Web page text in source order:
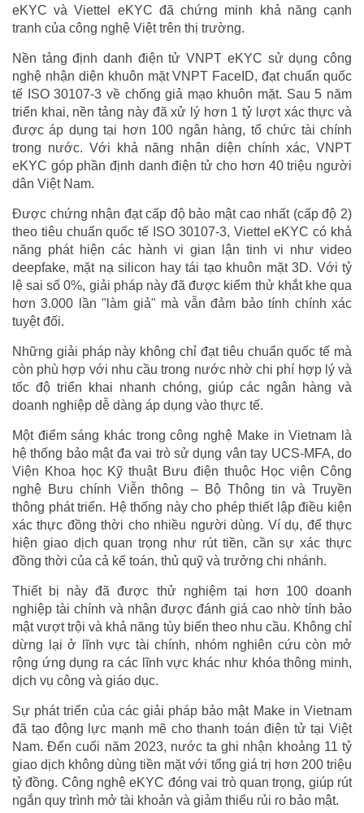
eKYC và Viettel eKYC đã chứng minh khả năng cạnh
tranh của công nghệ Việt trên thị trường.
Nền tảng định danh điện tử VNPT eKYC sử dụng công
nghệ nhận diện khuôn mặt VNPT FaceID, đạt chuẩn quốc
tế ISO 30107-3 về chống giả mạo khuôn mặt. Sau 5 năm
triển khai, nền tảng này đã xử lý hơn 1 tỷ lượt xác thực và
được áp dụng tại hơn 100 ngân hàng, tổ chức tài chính
trong nước. Với khả năng nhận diện chính xác, VNPT
eKYC góp phần định danh điện tử cho hơn 40 triệu người
dân Việt Nam.
Được chứng nhận đạt cấp độ bảo mật cao nhất (cấp độ 2)
theo tiêu chuẩn quốc tế ISO 30107-3, Viettel eKYC có khả
năng phát hiện các hành vi gian lận tinh vi như video
deepfake, mặt nạ silicon hay tái tạo khuôn mặt 3D. Với tỷ
lệ sai số 0%, giải pháp này đã được kiểm thử khắt khe qua
hơn 3.000 lần "làm giả" mà vẫn đảm bảo tính chính xác
tuyệt đối.
Những giải pháp này không chỉ đạt tiêu chuẩn quốc tế mà
còn phù hợp với nhu cầu trong nước nhờ chi phí hợp lý và
tốc độ triển khai nhanh chóng, giúp các ngân hàng và
doanh nghiệp dễ dàng áp dụng vào thực tế.
Một điểm sáng khác trong công nghệ Make in Vietnam là
hệ thống bảo mật đa vai trò sử dụng vân tay UCS-MFA, do
Viện Khoa học Kỹ thuật Bưu điện thuộc Học viện Công
nghệ Bưu chính Viễn thông – Bộ Thông tin và Truyền
thông phát triển. Hệ thống này cho phép thiết lập điều kiện
xác thực đồng thời cho nhiều người dùng. Ví dụ, để thực
hiện giao dịch quan trọng như rút tiền, cần sự xác thực
đồng thời của cả kế toán, thủ quỹ và trưởng chi nhánh.
Thiết bị này đã được thử nghiệm tại hơn 100 doanh
nghiệp tài chính và nhận được đánh giá cao nhờ tính bảo
mật vượt trội và khả năng tùy biến theo nhu cầu. Không chỉ
dừng lại ở lĩnh vực tài chính, nhóm nghiên cứu còn mở
rộng ứng dụng ra các lĩnh vực khác như khóa thông minh,
dịch vụ công và giáo dục.
Sự phát triển của các giải pháp bảo mật Make in Vietnam
đã tạo động lực mạnh mẽ cho thanh toán điện tử tại Việt
Nam. Đến cuối năm 2023, nước ta ghi nhận khoảng 11 tỷ
giao dịch không dùng tiền mặt với tổng giá trị hơn 200 triệu
tỷ đồng. Công nghệ eKYC đóng vai trò quan trọng, giúp rút
ngắn quy trình mở tài khoản và giảm thiểu rủi ro bảo mật.